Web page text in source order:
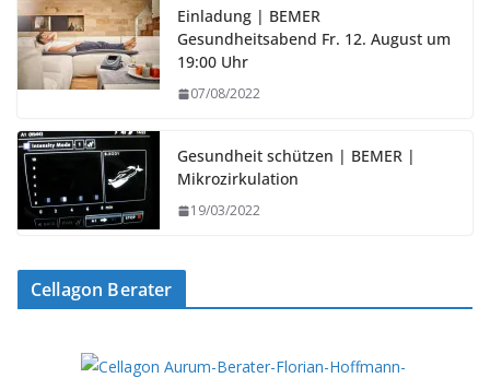
Einladung | BEMER
Gesundheitsabend Fr. 12. August um
19:00 Uhr
07/08/2022
Gesundheit schützen | BEMER |
Mikrozirkulation
19/03/2022
Cellagon Berater